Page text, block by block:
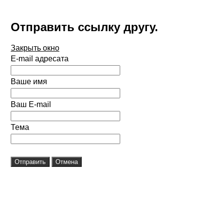
Отправить ссылку другу.
Закрыть окно
E-mail адресата
Ваше имя
Ваш E-mail
Тема
Отправить Отмена